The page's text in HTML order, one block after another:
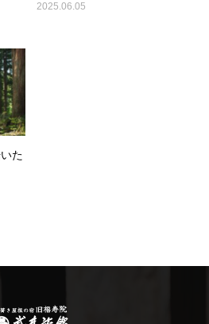
2025.06.05
た